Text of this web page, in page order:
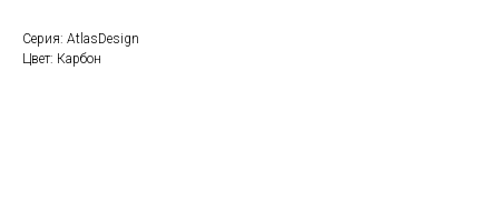
Серия: AtlasDesign
Цвет: Карбон